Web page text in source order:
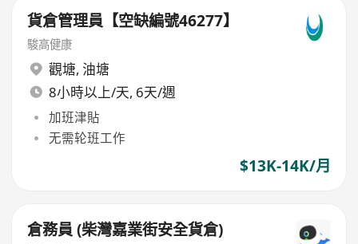
貨倉管理員【空缺編號46277】
駿高健康
觀塘, 油塘
8小時以上/天, 6天/週
加班津貼
无需轮班工作
$13K-14K/月
倉務員 (柴灣嘉業街安全貨倉)